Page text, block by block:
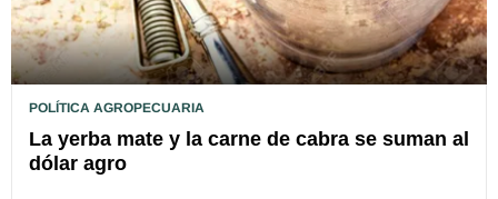
POLÍTICA AGROPECUARIA
La yerba mate y la carne de cabra se suman al
dólar agro